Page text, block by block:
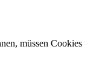
müssen Cookies